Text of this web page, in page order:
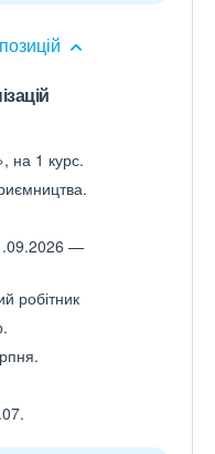
на 1 курс.
—
робітник